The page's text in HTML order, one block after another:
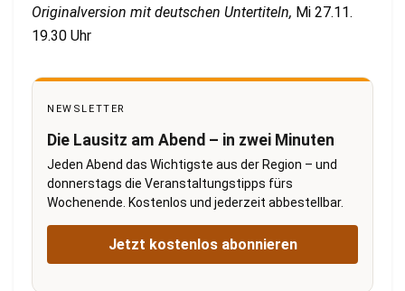
Originalversion mit deutschen Untertiteln, Mi 27.11.
19.30 Uhr
NEWSLETTER
Die Lausitz am Abend – in zwei Minuten
Jeden Abend das Wichtigste aus der Region – und
donnerstags die Veranstaltungstipps fürs
Wochenende. Kostenlos und jederzeit abbestellbar.
Jetzt kostenlos abonnieren